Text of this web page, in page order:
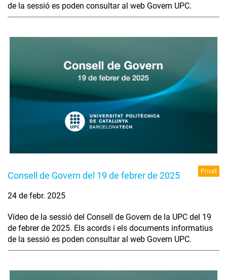
de la sessió es poden consultar al web Govern UPC.
Consell de Govern del 19 de febrer de 2025 Privat
24 de febr. 2025
Vídeo de la sessió del Consell de Govern de la UPC del 19
de febrer de 2025. Els acords i els documents informatius
de la sessió es poden consultar al web Govern UPC.